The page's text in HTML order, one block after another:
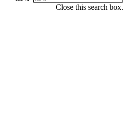
Close this search box.